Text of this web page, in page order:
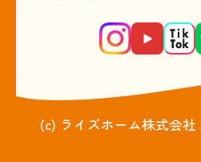
(c) ライズホーム株式会社